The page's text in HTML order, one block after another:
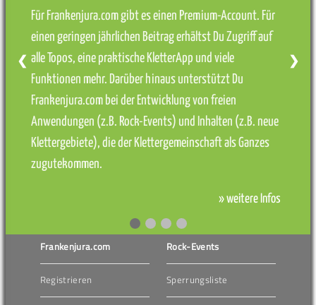
Für Frankenjura.com gibt es einen Premium-Account. Für
einen geringen jährlichen Beitrag erhältst Du Zugriff auf
alle Topos, eine praktische KletterApp und viele
Funktionen mehr. Darüber hinaus unterstützt Du
Frankenjura.com bei der Entwicklung von freien
Anwendungen (z.B. Rock-Events) und Inhalten (z.B. neue
Klettergebiete), die der Klettergemeinschaft als Ganzes
zugutekommen.
» weitere Infos
❮ ❯
Frankenjura.com
Registrieren
Rock-Events
Sperrungsliste